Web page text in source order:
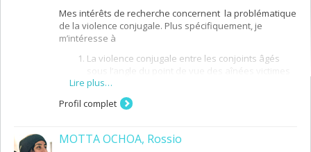
Mes intérêts de recherche concernent la problématique
de la violence conjugale. Plus spécifiquement, je
m’intéresse à
La violence conjugale entre les conjoints âgés
sous l’angle du point de vue des aînées victimes
de la violence du conjoint eu égard aux services
reçus et aux services à privilégier pour leur venir
en aide mais aussi du côté des intervenants
interventions réalisées auprès des aînées;
Lire plus…
Profil complet
MOTTA OCHOA, Rossio